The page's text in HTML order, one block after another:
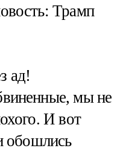
Трамп
ад!
мы не
И вот
обошлись